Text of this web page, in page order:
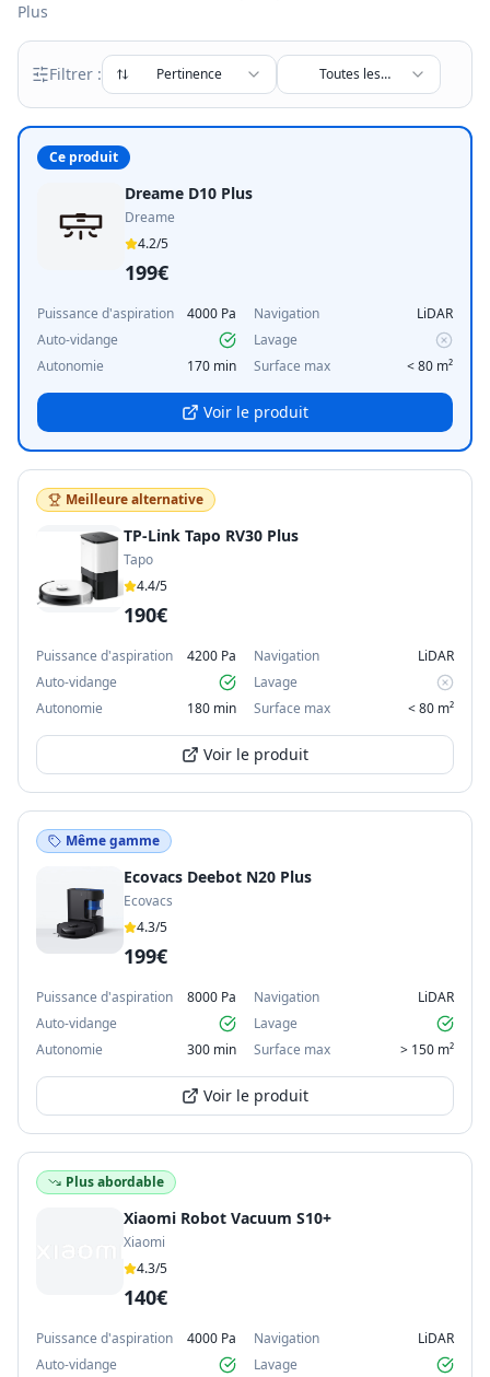
Plus
Filtrer : Pertinence
Toutes les
marques
Ce produit
Dreame D10 Plus
Dreame
4.2/5
199€
Puissance d'aspiration 4000 Pa Navigation
LiDAR
Auto-vidange
Lavage
Autonomie
170 min Surface max < 80 m²
Voir le produit
Meilleure alternative
TP-Link Tapo RV30 Plus
Tapo
4.4/5
190€
Puissance d'aspiration 4200 Pa Navigation
LiDAR
Auto-vidange
Lavage
Autonomie
180 min Surface max < 80 m²
Voir le produit
Même gamme
Ecovacs Deebot N20 Plus
Ecovacs
4.3/5
199€
Puissance d'aspiration 8000 Pa Navigation
LiDAR
Auto-vidange
Lavage
Autonomie
300 min Surface max > 150 m²
Voir le produit
Plus abordable
Xiaomi Robot Vacuum S10+
Xiaomi
4.3/5
140€
Puissance d'aspiration 4000 Pa Navigation
LiDAR
Auto-vidange
Lavage